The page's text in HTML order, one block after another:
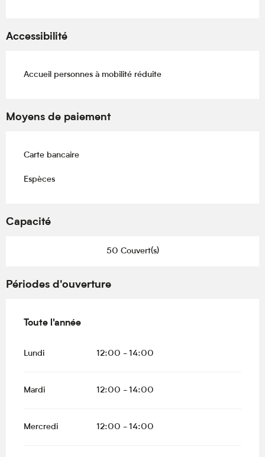
Accessibilité
Accueil personnes à mobilité réduite
Moyens de paiement
Carte bancaire
Espèces
Capacité
50 Couvert(s)
Périodes d'ouverture
Toute l'année
Toute l'année
Lundi 12:00 - 14:00
Mardi 12:00 - 14:00
Mercredi 12:00 - 14:00